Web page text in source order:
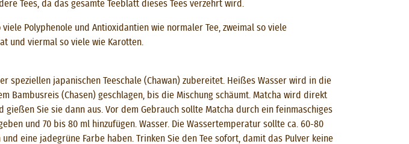
Tees, da das gesamte Teeblatt dieses Tees verzehrt wird.
Polyphenole und Antioxidantien wie normaler Tee, zweimal so viele
und viermal so viele wie Karotten.
speziellen japanischen Teeschale (Chawan) zubereitet. Heißes Wasser wird in die
Bambusreis (Chasen) geschlagen, bis die Mischung schäumt. Matcha wird direkt
Sie sie dann aus. Vor dem Gebrauch sollte Matcha durch ein feinmaschiges
und 70 bis 80 ml hinzufügen. Wasser. Die Wassertemperatur sollte ca. 60-80
eine jadegrüne Farbe haben. Trinken Sie den Tee sofort, damit das Pulver keine